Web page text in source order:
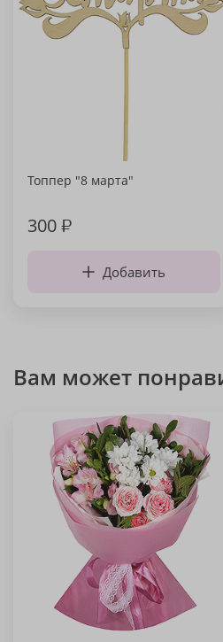
Топпер "8 марта"
300₽
Добавить
Вам может